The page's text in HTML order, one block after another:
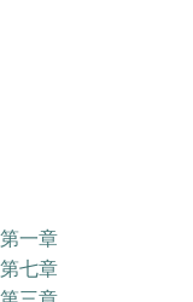
一章
七章